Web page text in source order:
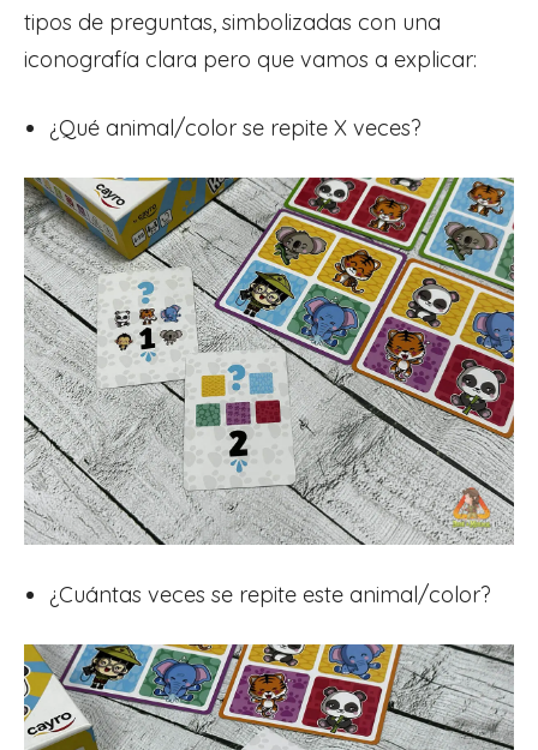
tipos de preguntas, simbolizadas con una
iconografía clara pero que vamos a explicar:
¿Qué animal/color se repite X veces?
¿Cuántas veces se repite este animal/color?